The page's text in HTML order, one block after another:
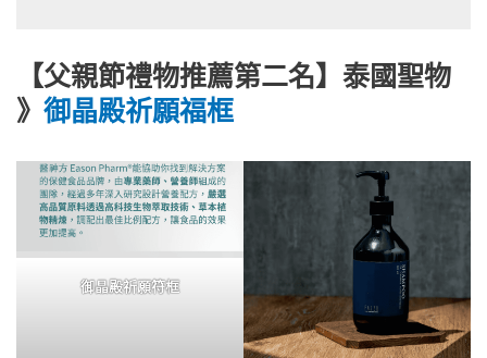
【父親節禮物推薦第二名】泰國聖物
》 御晶殿祈願福框
御晶殿祈願符框